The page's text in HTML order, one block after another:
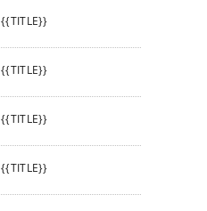
{{TITLE}}
{{TITLE}}
{{TITLE}}
{{TITLE}}